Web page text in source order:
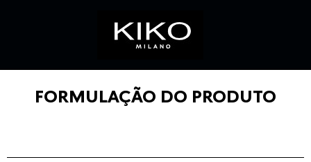
FORMULAÇÃO DO PRODUTO